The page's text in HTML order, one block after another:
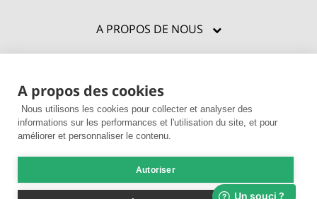
A propos des cookies
Nous utilisons les cookies pour collecter et analyser des
informations sur les performances et l'utilisation du site, et pour
améliorer et personnaliser le contenu.
Autoriser
A PROPOS DE NOUS
BESOIN D'AIDE ?
ENVIE D'EN VOIR PLUS ?
paiement|Utilisation des cookies